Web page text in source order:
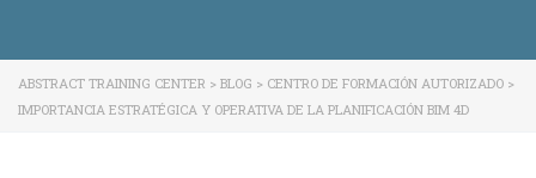
ABSTRACT TRAINING CENTER > BLOG > CENTRO DE FORMACIÓN AUTORIZADO >
IMPORTANCIA ESTRATÉGICA Y OPERATIVA DE LA PLANIFICACIÓN BIM 4D